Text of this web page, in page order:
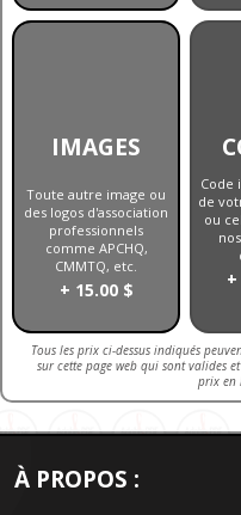
IMAGES
Toute autre image ou
des logos d'association
professionnels
comme APCHQ,
CMMTQ, etc.
+ 15.00 $
Code
de
ou
Tous les prix ci-dessus indiqués
sur cette page web qui sont valides
prix en
À PROPOS :